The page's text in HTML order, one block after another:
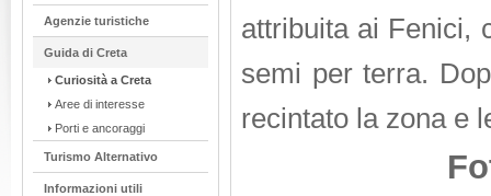
Agenzie turistiche
Guida di Creta
Curiosità a Creta
Aree di interesse
Porti e ancoraggi
Turismo Alternativo
Informazioni utili
attribuita ai Fenici,
semi per terra.
recintato la zona e